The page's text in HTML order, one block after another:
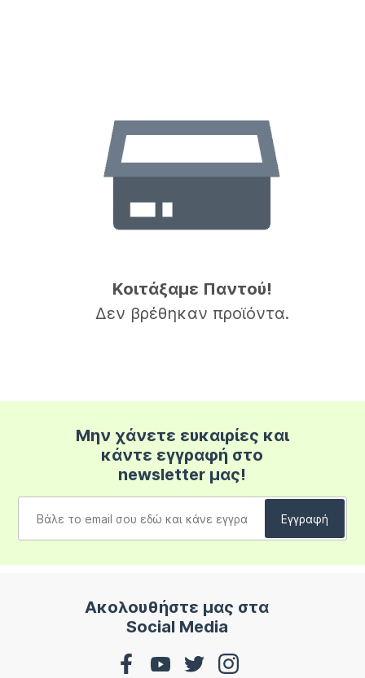
Κοιτάξαμε Παντού!
Δεν βρέθηκαν προϊόντα.
Μην χάνετε ευκαιρίες και
κάντε εγγραφή στο
newsletter μας!
Ακολουθήστε μας στα
Social Media